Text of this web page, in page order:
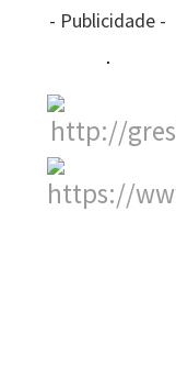
- Publicidade -